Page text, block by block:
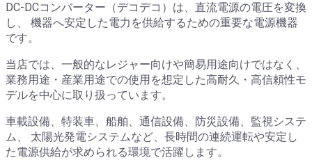
DC-DCコンバーター（デコデコ）は、直流電源の電圧を変換
し、 機器へ安定した電力を供給するための重要な電源機器
です。
当店では、一般的なレジャー向けや簡易用途向けではなく、
業務用途・産業用途での使用を想定した高耐久・高信頼性モ
デルを中心に取り扱っています。
車載設備、特装車、船舶、通信設備、防災設備、監視システ
ム、 太陽光発電システムなど、長時間の連続運転や安定し
た電源供給が求められる環境で活躍します。